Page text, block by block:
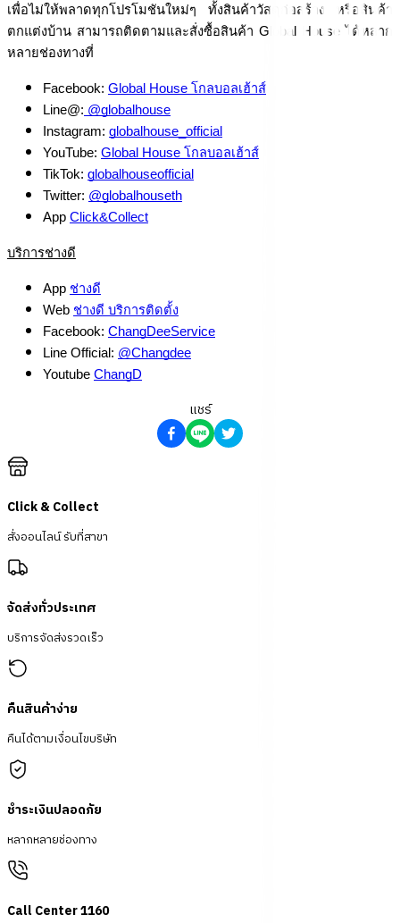
เพื่อไม่ให้พลาดทุกโปรโมชันใหม่ๆ ทั้งสินค้าวัสดุก่อสร้าง หรือสินค้า
ตกแต่งบ้าน สามารถติดตามและสั่งซื้อสินค้า Global House ได้หลาก
หลายช่องทางที่
Facebook: Global House โกลบอลเฮ้าส์
Line@: @globalhouse
Instagram: globalhouse_official
YouTube: Global House โกลบอลเฮ้าส์
TikTok: globalhouseofficial
Twitter: @globalhouseth
App Click&Collect
บริการช่างดี
App ช่างดี
Web ช่างดี บริการติดตั้ง
Facebook: ChangDeeService
Line Official: @Changdee
Youtube ChangD
แชร์
Click & Collect
สั่งออนไลน์ รับที่สาขา
จัดส่งทั่วประเทศ
บริการจัดส่งรวดเร็ว
คืนสินค้าง่าย
คืนได้ตามเงื่อนไขบริษัท
ชำระเงินปลอดภัย
หลากหลายช่องทาง
Call Center 1160